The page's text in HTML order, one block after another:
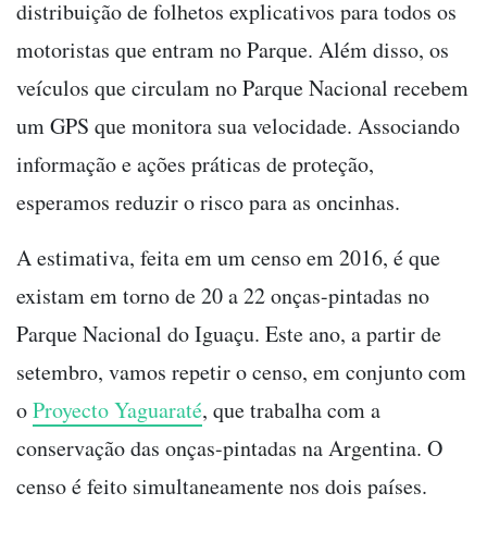
distribuição de folhetos explicativos para todos os
motoristas que entram no Parque. Além disso, os
veículos que circulam no Parque Nacional recebem
um GPS que monitora sua velocidade. Associando
informação e ações práticas de proteção,
esperamos reduzir o risco para as oncinhas.
A estimativa, feita em um censo em 2016, é que
existam em torno de 20 a 22 onças-pintadas no
Parque Nacional do Iguaçu. Este ano, a partir de
setembro, vamos repetir o censo, em conjunto com
oProyecto Yaguaraté, que trabalha com a
conservação das onças-pintadas na Argentina. O
censo é feito simultaneamente nos dois países.